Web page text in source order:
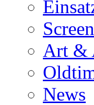
Art &
News